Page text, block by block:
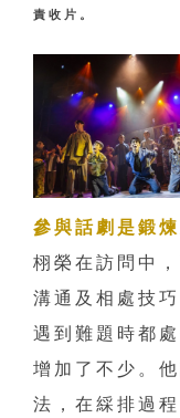
責收片。
參與話劇是鍛
栩榮在訪問中
溝通及相處技
遇到難題時都
增加了不少。
法，在綵排過